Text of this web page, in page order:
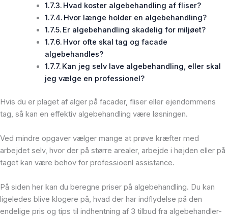
Hvad koster algebehandling af fliser?
Hvor længe holder en algebehandling?
Er algebehandling skadelig for miljøet?
Hvor ofte skal tag og facade
algebehandles?
Kan jeg selv lave algebehandling, eller skal
jeg vælge en professionel?
Hvis du er plaget af alger på facader, fliser eller ejendommens
tag, så kan en effektiv algebehandling være løsningen.
Ved mindre opgaver vælger mange at prøve kræfter med
arbejdet selv, hvor der på større arealer, arbejde i højden eller på
taget kan være behov for professioenl assistance.
På siden her kan du beregne priser på algebehandling. Du kan
ligeledes blive klogere på, hvad der har indflydelse på den
endelige pris og tips til indhentning af 3 tilbud fra algebehandler-